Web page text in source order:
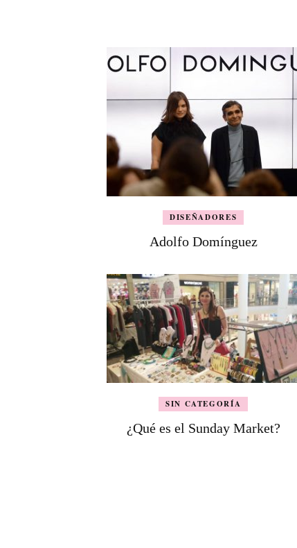
DISEÑADORES
Adolfo Domínguez
SIN CATEGORÍA
¿Qué es el Sunday Market?